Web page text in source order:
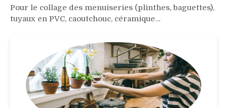
Pour le collage des menuiseries (plinthes, baguettes),
tuyaux en PVC, caoutchouc, céramique…